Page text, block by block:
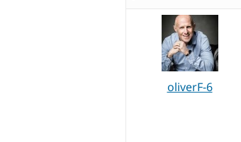
oliverF-6